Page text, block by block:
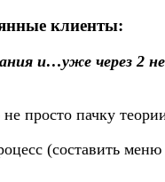
клиенты:
и…уже через 2
не просто пачку
(составить